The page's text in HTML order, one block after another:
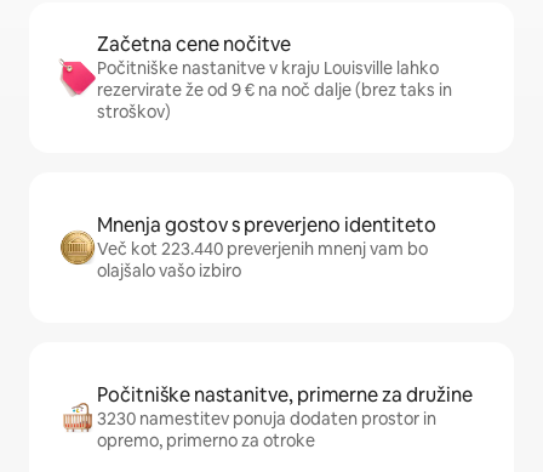
Začetna cene nočitve
Počitniške nastanitve v kraju Louisville lahko
rezervirate že od 9 € na noč dalje (brez taks in
stroškov)
Mnenja gostov s preverjeno identiteto
Več kot 223.440 preverjenih mnenj vam bo
olajšalo vašo izbiro
Počitniške nastanitve, primerne za družine
3230 namestitev ponuja dodaten prostor in
opremo, primerno za otroke